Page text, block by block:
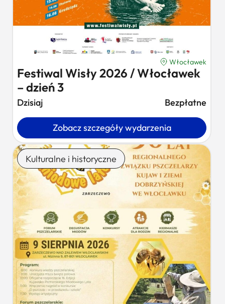
Włocławek
Festiwal Wisły 2026 / Włocławek
– dzień 3
Dzisiaj Bezpłatne
Zobacz szczegóły wydarzenia
Kulturalne i historyczne